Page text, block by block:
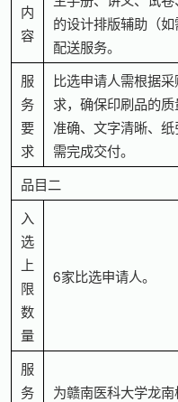
内
容
的设计排版辅助（
配送服务。
服
务
要
求
比选申请人需根据
求，确保印刷品的
准确、文字清晰、
需完成交付。
品目二
入
选
上
限
数
量
6家比选申请人。
服
务
为赣南医科大学龙